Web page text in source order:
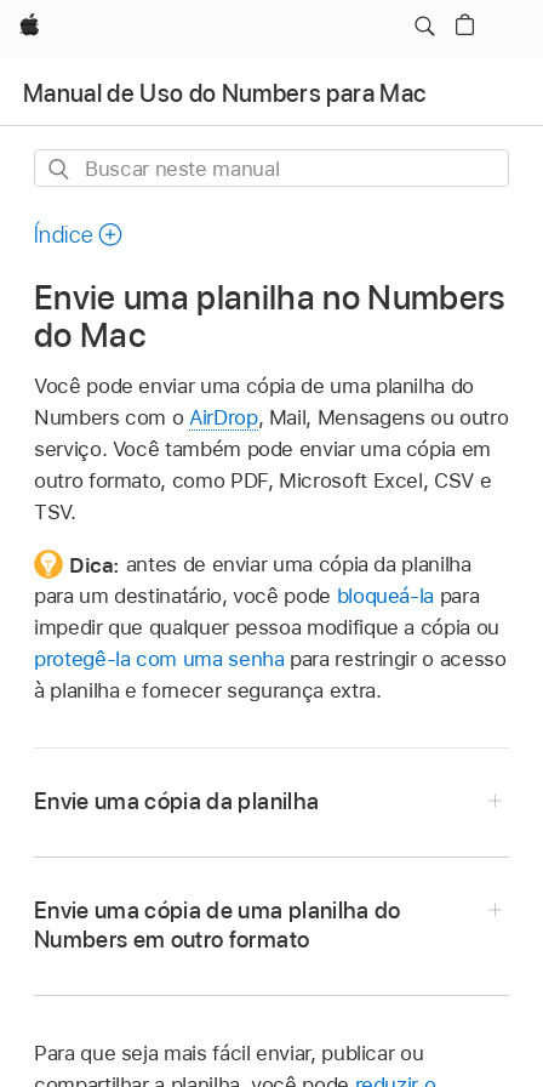
Apple
Manual de Uso do Numbers para Mac
Buscar
manual
Índice
Envie uma planilha no Numbers
do Mac
Você pode enviar uma cópia de uma planilha do
Numbers com oAirDrop, Mail, Mensagens ou outro
serviço. Você também pode enviar uma cópia em
outro formato, como PDF, Microsoft Excel, CSV e
TSV.
Dica: antes de enviar uma cópia da planilha
para um destinatário, você pode bloqueá‑la para
impedir que qualquer pessoa modifique a cópia ou
protegê‑la com uma senha para restringir o acesso
à planilha e fornecer segurança extra.
Envie uma cópia da planilha
Com a planilha aberta, faça o seguinte:
Compartilhar
nabarra de ferramentas,
escolha Enviar Cópia.
Envie uma cópia de uma planilha do
Numbers em outro formato
Para que seja mais fácil enviar, publicar ou